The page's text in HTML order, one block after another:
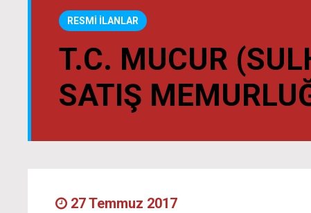
RESMİ İLANLAR
T.C. MUCUR
SATIŞ
27 Temmuz 2017